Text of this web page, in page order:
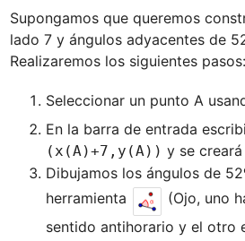
Supongamos que queremos
lado 7 y ángulos adyacentes de
Seleccionar un punto A
(x(A)+7,y(A))
Dibujamos los ángulos de
herramienta
(Ojo, uno
sentido antihorario y el otro